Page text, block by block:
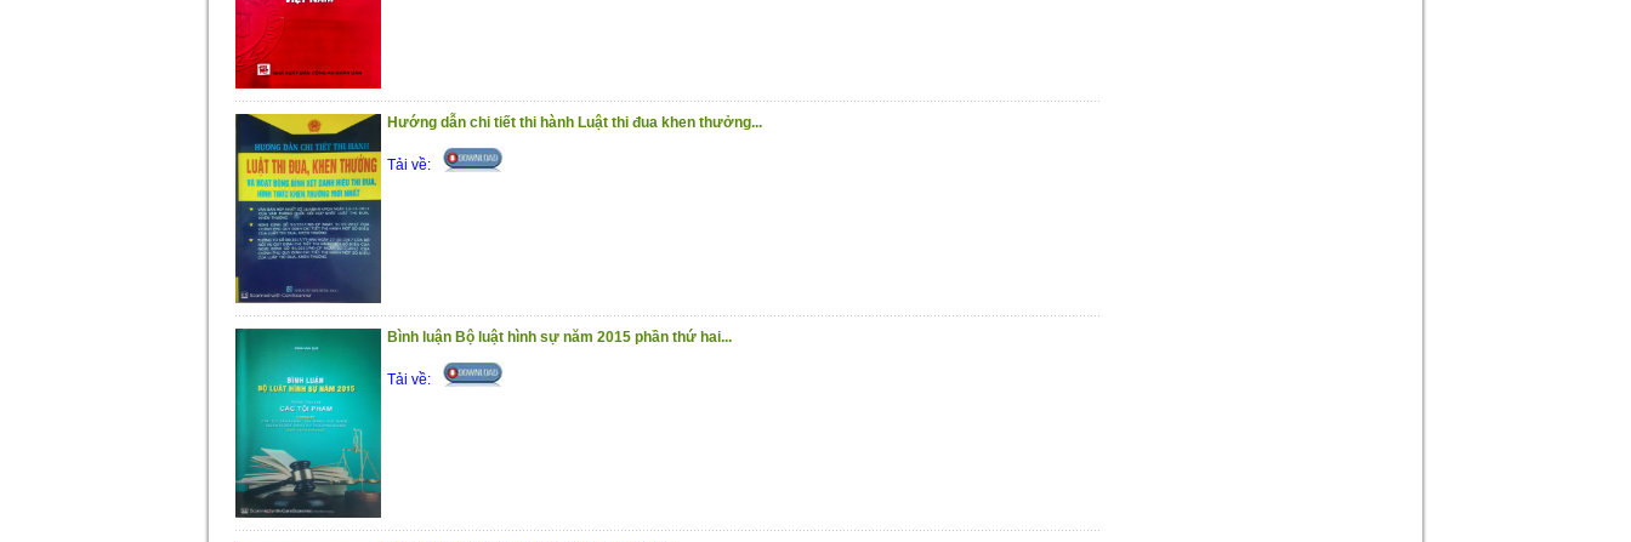
Hướng dẫn chi tiết thi hành Luật thi đua khen thưởng...
Tải về:
Bình luận Bộ luật hình sự năm 2015 phần thứ hai...
Tải về: